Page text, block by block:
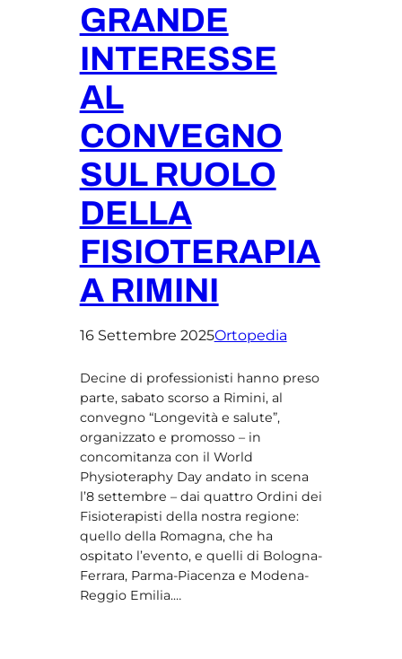
GRANDE
INTERESSE
AL
CONVEGNO
SUL RUOLO
DELLA
FISIOTERAPIA
A RIMINI
16 Settembre 2025Ortopedia
Decine di professionisti hanno preso
parte, sabato scorso a Rimini, al
convegno “Longevità e salute”,
organizzato e promosso – in
concomitanza con il World
Physioteraphy Day andato in scena
l’8 settembre – dai quattro Ordini dei
Fisioterapisti della nostra regione:
quello della Romagna, che ha
ospitato l’evento, e quelli di Bologna-
Ferrara, Parma-Piacenza e Modena-
Reggio Emilia.…